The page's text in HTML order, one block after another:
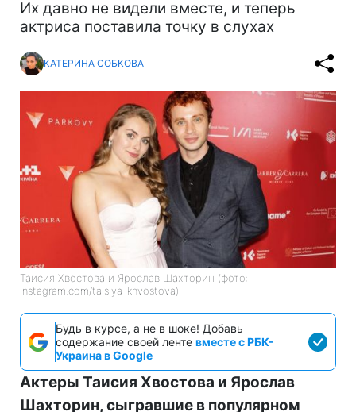
Их давно не видели вместе, и теперь
актриса поставила точку в слухах
КАТЕРИНА СОБКОВА
Таисия Хвостова и Ярослав Шахторин (фото:
instagram.com/taisiya_khvostova)
Будь в курсе, а не в шоке! Добавь
содержание своей ленте вместе с РБК-
Украина в Google
Актеры Таисия Хвостова и Ярослав
Шахторин, сыгравшие в популярном